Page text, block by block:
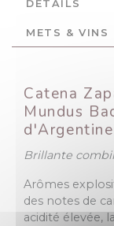
DÉTAILS
METS & VINS
Catena
Mundus
d'Argentine
Brillante
Arômes
des notes de
acidité élevée,